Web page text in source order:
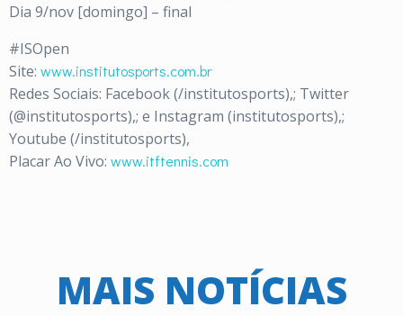
Dia 9/nov [domingo] – final
#ISOpen
Site: www.institutosports.com.br
Redes Sociais: Facebook (/institutosports),; Twitter
(@institutosports),; e Instagram (institutosports),;
Youtube (/institutosports),
Placar Ao Vivo: www.itftennis.com
MAIS NOTÍCIAS